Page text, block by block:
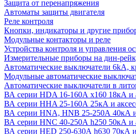
Защита от перенапряжения
Автоматы защиты двигателя
Реле контроля
Кнопки, индикаторы и другие
Модульные контакторы и реле
Устройства контроля и управления
Измерительные приборы на дин-
Автоматические выключатели 6kA,
Модульные автоматические
Автоматические выключатели в
ВА серии HDA 16-160А x160 18кА и
ВА серии HHA 25-160А 25кА и
ВА серии HNA, HNB 25-250А 40кА и
ВА серии HNC 40-250А h250 50кА и
ВА серии HED 250-630А h630 70кА и